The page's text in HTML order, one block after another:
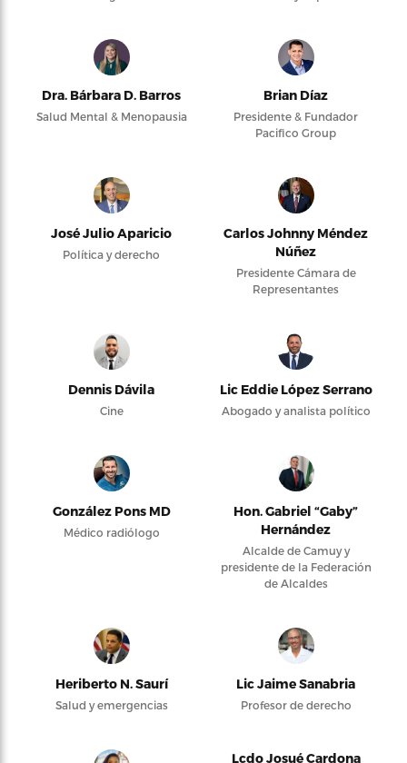
Dra. Bárbara D. Barros
Salud Mental & Menopausia
Brian Díaz
Presidente & Fundador
Pacifico Group
José Julio Aparicio
Política y derecho
Carlos Johnny Méndez
Núñez
Presidente Cámara de
Representantes
Dennis Dávila
Cine
Lic Eddie López Serrano
Abogado y analista político
González Pons MD
Médico radiólogo
Hon. Gabriel “Gaby”
Hernández
Alcalde de Camuy y
presidente de la Federación
de Alcaldes
Heriberto N. Saurí
Salud y emergencias
Lic Jaime Sanabria
Profesor de derecho
Lcdo Josué Cardona